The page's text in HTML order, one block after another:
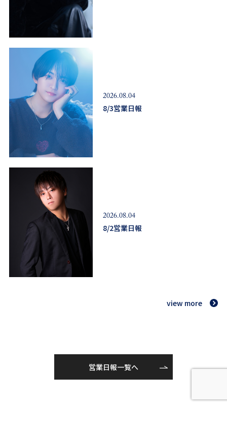
2026.08.04
8/3営業日報
2026.08.04
8/2営業日報
view more
営業日報一覧へ